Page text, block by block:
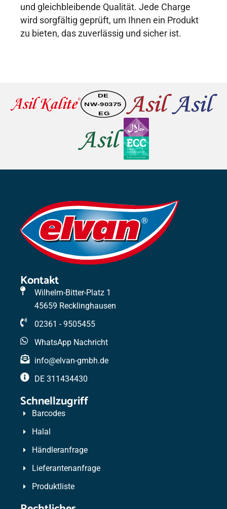
und gleichbleibende Qualität. Jede Charge
wird sorgfältig geprüft, um Ihnen ein Produkt
zu bieten, das zuverlässig und sicher ist.
Kontakt
Wilhelm-Bitter-Platz 1
45659 Recklinghausen
02361 - 9505455
WhatsApp Nachricht
info@elvan-gmbh.de
DE 311434430
Schnellzugriff
Barcodes
Halal
Händleranfrage
Lieferantenanfrage
Produktliste